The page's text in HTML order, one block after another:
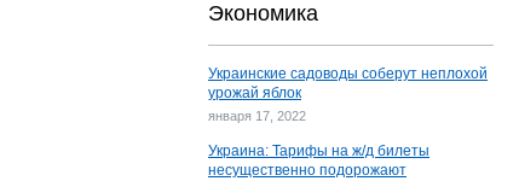
Экономика
Украинские садоводы соберут неплохой
урожай яблок
января 17, 2022
Украина: Тарифы на ж/д билеты
несущественно подорожают